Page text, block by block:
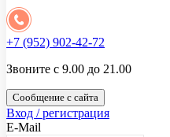
+7 (952) 902-42-72
Звоните с 9.00 до 21.00
Сообщение с сайта
Вход / регистрация
E-Mail